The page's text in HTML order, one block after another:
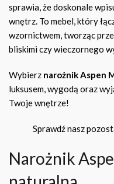
sprawia, że doskonale
wnętrz. To mebel, który
wzornictwem, tworząc
bliskimi czy wieczornego
Wybierz narożnik Aspen
luksusem, wygodą oraz
Twoje wnętrze!
Sprawdź nasz
Narożnik